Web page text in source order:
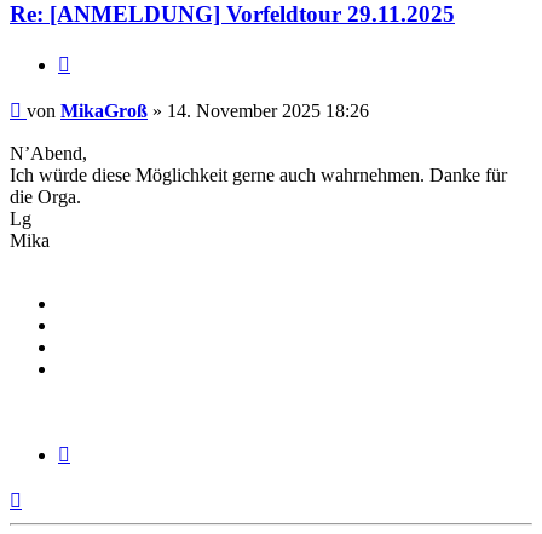
Re: [ANMELDUNG] Vorfeldtour 29.11.2025
Beitrag
von MikaGroß » 14. November 2025 18:26
N’Abend,
Ich würde diese Möglichkeit gerne auch wahrnehmen. Danke für
die Orga.
Lg
Mika